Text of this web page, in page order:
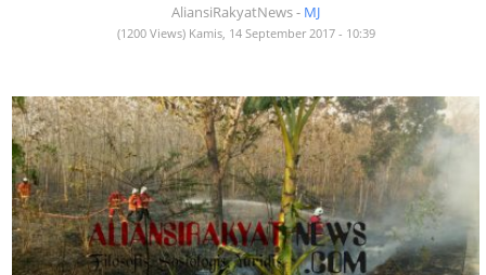
AliansiRakyatNews - MJ
(1200 Views) Kamis, 14 September 2017 - 10:39